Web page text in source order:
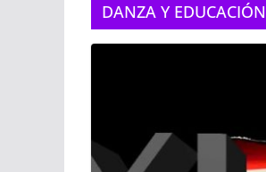
DANZA Y EDUCACIÓN